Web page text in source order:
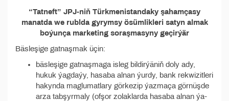
“Tatneft” JPJ-niň Türkmenistandaky şahamçasy
manatda we rublda gyrymsy ösümlikleri satyn almak
boýunça marketing soraşmasyny geçirýär
Bäsleşige gatnaşmak üçin:
bäsleşige gatnaşmaga isleg bildirýäniň doly ady,
hukuk ýagdaýy, hasaba alnan ýurdy, bank rekwizitleri
hakynda maglumatlary görkezip ýazmaça görnüşde
arza tabşyrmaly (ofşor zolaklarda hasaba alnan ýa-